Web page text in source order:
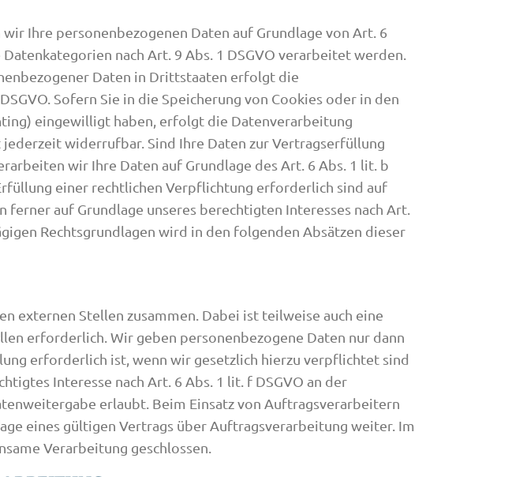
Ihre personenbezogenen Daten auf Grundlage von Art. 6
nach Art. 9 Abs. 1 DSGVO verarbeitet werden.
Daten in Drittstaaten erfolgt die
Sofern Sie in die Speicherung von Cookies oder in den
eingewilligt haben, erfolgt die Datenverarbeitung
jederzeit widerrufbar. Sind Ihre Daten zur Vertragserfüllung
wir Ihre Daten auf Grundlage des Art. 6 Abs. 1 lit. b
einer rechtlichen Verpflichtung erforderlich sind auf
ferner auf Grundlage unseres berechtigten Interesses nach Art.
Rechtsgrundlagen wird in den folgenden Absätzen dieser
externen Stellen zusammen. Dabei ist teilweise auch eine
erforderlich. Wir geben personenbezogene Daten nur dann
erforderlich ist, wenn wir gesetzlich hierzu verpflichtet sind
Interesse nach Art. 6 Abs. 1 lit. f DSGVO an der
erlaubt. Beim Einsatz von Auftragsverarbeitern
eines gültigen Vertrags über Auftragsverarbeitung weiter. Im
Verarbeitung geschlossen.